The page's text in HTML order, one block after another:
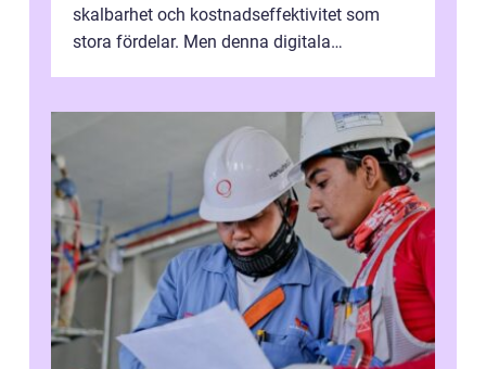
skalbarhet och kostnadseffektivitet som
stora fördelar. Men denna digitala